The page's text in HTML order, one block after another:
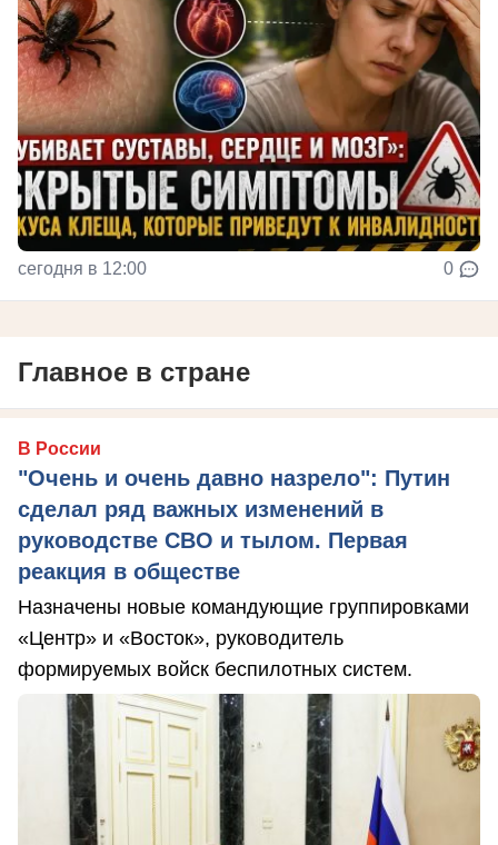
сегодня в 12:00 0
Главное в стране
В России
"Очень и очень давно назрело": Путин
сделал ряд важных изменений в
руководстве СВО и тылом. Первая
реакция в обществе
Назначены новые командующие группировками
«Центр» и «Восток», руководитель
формируемых войск беспилотных систем.